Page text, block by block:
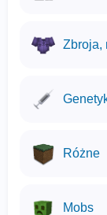
Zbroja,
Różne
Mobs